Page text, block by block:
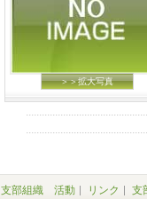
＞＞拡大写真
支部組織 活動 リンク 支